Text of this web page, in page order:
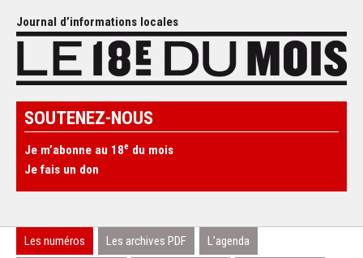
Journal d’informations locales
SOUTENEZ-NOUS
Je m’abonne au 18e du mois
Je fais un don
Les numéros Les archives PDF L’agenda